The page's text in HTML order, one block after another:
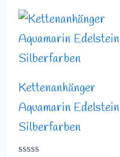
Kettenanhänger
Aquamarin Edelstein
Silberfarben